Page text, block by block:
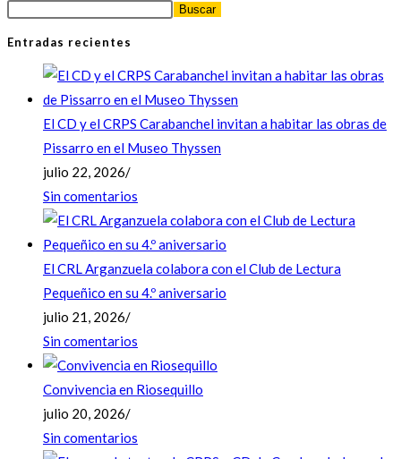
Buscar
Entradas recientes
El CD y el CRPS Carabanchel invitan a habitar las obras de
Pissarro en el Museo Thyssen
julio 22, 2026/
Sin comentarios
El CRL Arganzuela colabora con el Club de Lectura
Pequeñico en su 4.º aniversario
julio 21, 2026/
Sin comentarios
Convivencia en Riosequillo
julio 20, 2026/
Sin comentarios